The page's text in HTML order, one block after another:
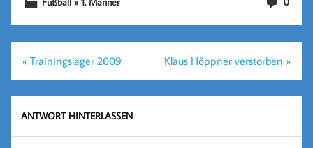
Beitragsnavigation
« Trainingslager 2009 Klaus Höppner verstorben »
ANTWORT HINTERLASSEN